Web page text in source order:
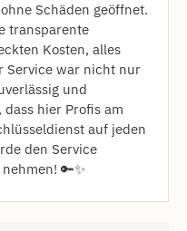
Schäden geöffnet.
transparente
Kosten, alles
Service war nicht nur
und
hier Profis am
auf jeden
den Service
🔑✨